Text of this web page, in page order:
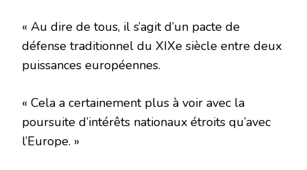
« Au dire de tous, il s’agit d’un pacte de
défense traditionnel du XIXe siècle entre deux
puissances européennes.
« Cela a certainement plus à voir avec la
poursuite d’intérêts nationaux étroits qu’avec
l’Europe. »